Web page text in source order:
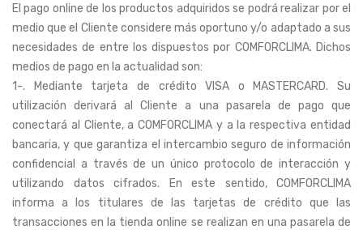
El pago online de los productos adquiridos se podrá realizar por el
medio que el Cliente considere más oportuno y/o adaptado a sus
necesidades de entre los dispuestos por COMFORCLIMA. Dichos
medios de pago en la actualidad son:
1-. Mediante tarjeta de crédito VISA o MASTERCARD. Su
utilización derivará al Cliente a una pasarela de pago que
conectará al Cliente, a COMFORCLIMA y a la respectiva entidad
bancaria, y que garantiza el intercambio seguro de información
confidencial a través de un único protocolo de interacción y
utilizando datos cifrados. En este sentido, COMFORCLIMA
informa a los titulares de las tarjetas de crédito que las
transacciones en la tienda online se realizan en una pasarela de